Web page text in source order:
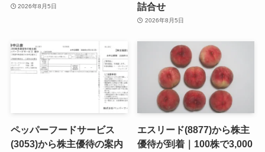
2026年8月5日
詰合せ
2026年8月5日
ペッパーフードサービス
(3053)から株主優待の案内
エスリード(8877)から株主
優待が到着｜100株で3,000